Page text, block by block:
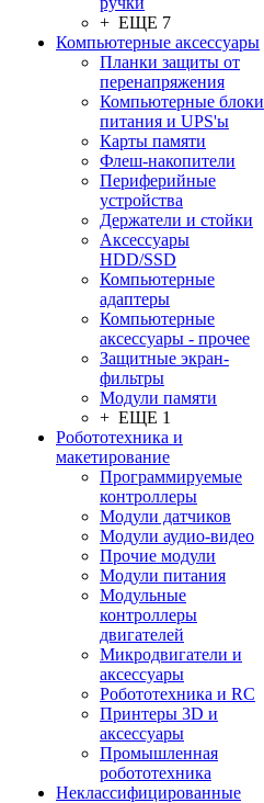
+ ЕЩЕ 7
Компьютерные аксессуары
Планки защиты от
перенапряжения
Компьютерные блоки
питания и UPS'ы
Карты памяти
Флеш-накопители
Периферийные
устройства
Держатели и стойки
Аксессуары
HDD/SSD
Компьютерные
адаптеры
Компьютерные
аксессуары - прочее
Защитные экран-
фильтры
Модули памяти
+ ЕЩЕ 1
Робототехника и
макетирование
Программируемые
контроллеры
Модули датчиков
Модули аудио-видео
Прочие модули
Модули питания
Модульные
контроллеры
двигателей
Микродвигатели и
аксессуары
Робототехника и RC
Принтеры 3D и
аксессуары
Промышленная
робототехника
Неклассифицированные